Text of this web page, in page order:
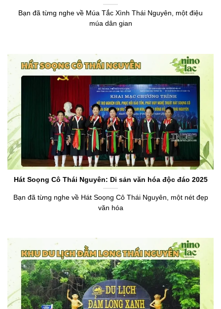
Bạn đã từng nghe về Múa Tắc Xình Thái Nguyên, một điệu
múa dân gian
Hát Soọng Cô Thái Nguyên: Di sản văn hóa độc đáo 2025
Bạn đã từng nghe về Hát Soọng Cô Thái Nguyên, một nét đẹp
văn hóa